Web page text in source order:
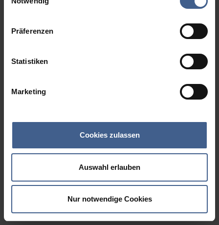
Präferenzen
Statistiken
Marketing
Cookies zulassen
Auswahl erlauben
Nur notwendige Cookies